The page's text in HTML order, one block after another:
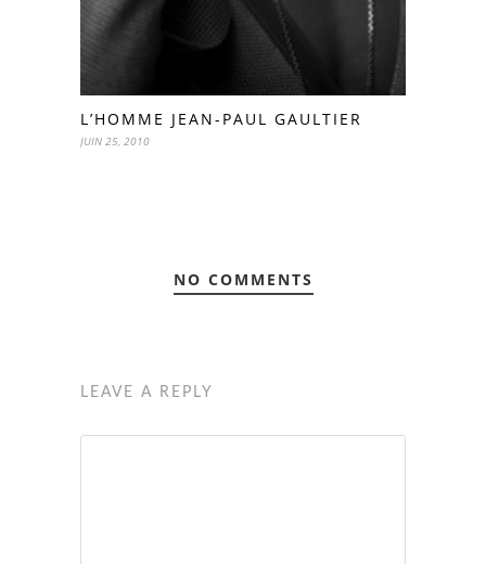
L’HOMME JEAN-PAUL GAULTIER
JUIN 25, 2010
NO COMMENTS
LEAVE A REPLY